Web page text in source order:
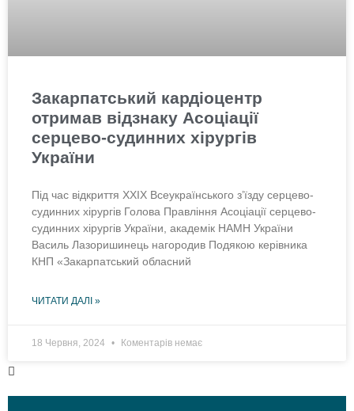
Закарпатський кардіоцентр
отримав відзнаку Асоціації
серцево-судинних хірургів
України
Під час відкриття XXIX Всеукраїнського з’їзду серцево-
судинних хірургів Голова Правління Асоціації серцево-
судинних хірургів України, академік НАМН України
Василь Лазоришинець нагородив Подякою керівника
КНП «Закарпатський обласний
ЧИТАТИ ДАЛІ »
18 Червня, 2024 Коментарів немає